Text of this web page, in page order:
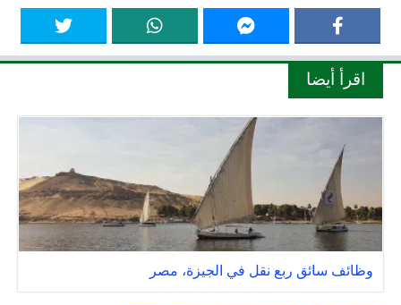
اقرأ أيضا
وظائف سائق ربع نقل في الجيزة، مصر